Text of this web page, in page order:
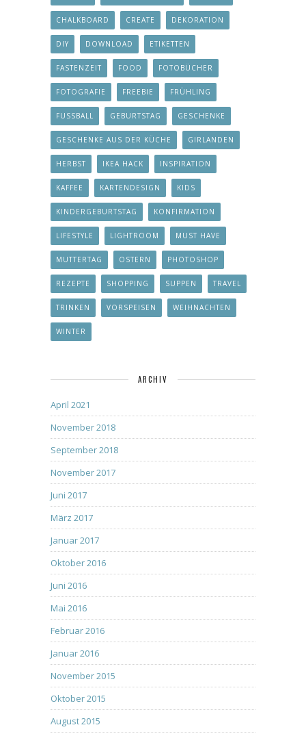
CHALKBOARD CREATE DEKORATION
DIY DOWNLOAD ETIKETTEN
FASTENZEIT FOOD FOTOBÜCHER
FOTOGRAFIE FREEBIE FRÜHLING
FUSSBALL GEBURTSTAG GESCHENKE
GESCHENKE AUS DER KÜCHE GIRLANDEN
HERBST IKEA HACK INSPIRATION
KAFFEE KARTENDESIGN KIDS
KINDERGEBURTSTAG KONFIRMATION
LIFESTYLE LIGHTROOM MUST HAVE
MUTTERTAG OSTERN PHOTOSHOP
REZEPTE SHOPPING SUPPEN TRAVEL
TRINKEN VORSPEISEN WEIHNACHTEN
WINTER
ARCHIV
April 2021
November 2018
September 2018
November 2017
Juni 2017
März 2017
Januar 2017
Oktober 2016
Juni 2016
Mai 2016
Februar 2016
Januar 2016
November 2015
Oktober 2015
August 2015